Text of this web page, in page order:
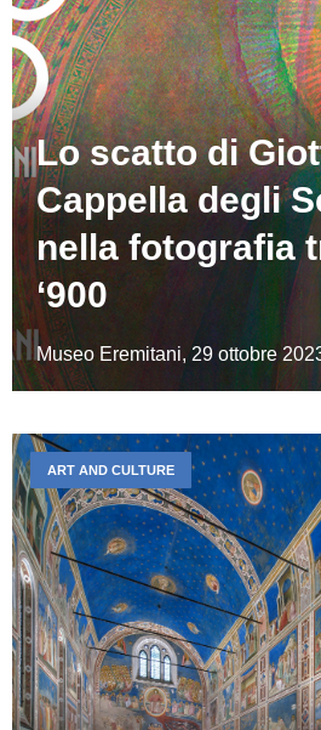
Lo scatto di
Cappella degli
nella fotografia
‘900
Museo Eremitani, 29 ottobre
ART AND CULTURE